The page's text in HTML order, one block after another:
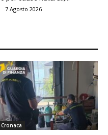
7 Agosto 2026
Cronaca